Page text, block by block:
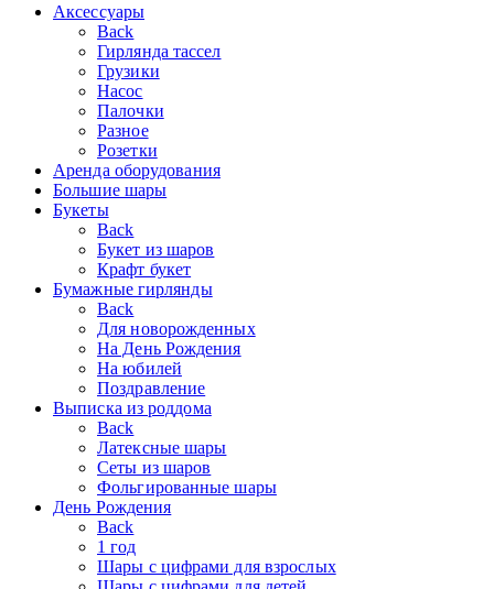
Аксессуары
Back
Гирлянда тассел
Грузики
Насос
Палочки
Разное
Розетки
Аренда оборудования
Большие шары
Букеты
Back
Букет из шаров
Крафт букет
Бумажные гирлянды
Back
Для новорожденных
На День Рождения
На юбилей
Поздравление
Выписка из роддома
Back
Латексные шары
Сеты из шаров
Фольгированные шары
День Рождения
Back
1 год
Шары с цифрами для взрослых